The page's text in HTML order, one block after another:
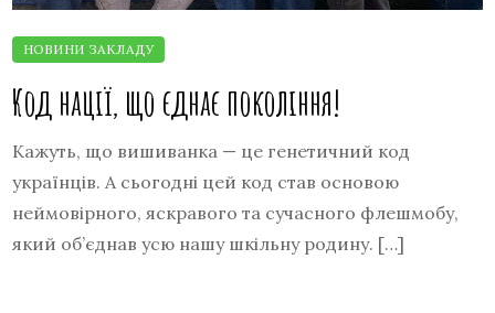
Код нації, що єднає покоління!
Кажуть, що вишиванка — це генетичний код
українців. А сьогодні цей код став основою
неймовірного, яскравого та сучасного флешмобу,
який об’єднав усю нашу шкільну родину. […]